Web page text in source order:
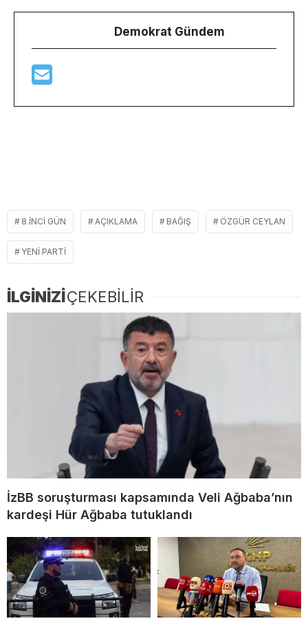
Demokrat Gündem
8.INCI GÜN AÇIKLAMA BAĞIŞ ÖZGÜR CEYLAN
YENI PARTI
İLGİNİZİÇEKEBİLİR
İzBB soruşturması kapsamında Veli Ağbaba’nın
kardeşi Hür Ağbaba tutuklandı